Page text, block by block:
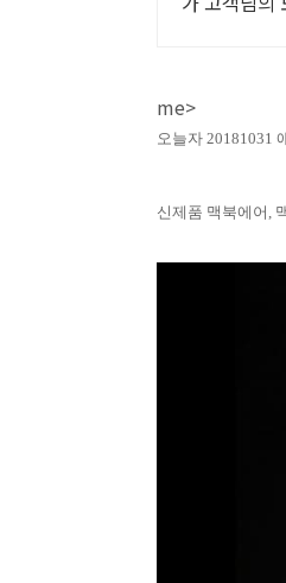
me>
오늘자 20181031
신제품 맥북에어,